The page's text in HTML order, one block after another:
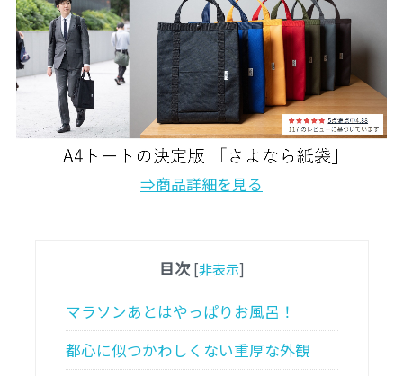
⇒商品詳細を見る
目次 [非表示]
マラソンあとはやっぱりお風呂！
都心に似つかわしくない重厚な外観